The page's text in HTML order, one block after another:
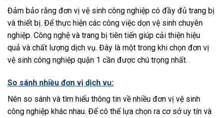
Đảm bảo rằng đơn vị vệ sinh công nghiệp có đầy đủ trang bị
và thiết bị. Để thực hiện các công việc dọn vệ sinh chuyên
nghiệp. Công nghệ và trang bị tiên tiến giúp cải thiện hiệu
quả và chất lượng dịch vụ. Đây là một trong khi chọn đơn vị
vệ sinh công nghiệp quận 1 cần được chú trọng nhất.
So sánh nhiều đơn vị dịch vụ:
Nên so sánh và tìm hiểu thông tin về nhiều đơn vị vệ sinh
công nghiệp khác nhau. Để có thể lựa chọn ra cơ sở uy tín và